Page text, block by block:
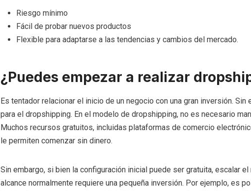
Riesgo mínimo
Fácil de probar nuevos productos
Flexible para adaptarse a las tendencias y cambios del mercado.
¿Puedes empezar a realizar
Es tentador relacionar el inicio de un negocio con una gran inversión.
para el dropshipping. En el modelo de dropshipping, no es necesario
Muchos recursos gratuitos, incluidas plataformas de comercio
le permiten comenzar sin dinero.
Sin embargo, si bien la configuración inicial puede ser gratuita, escalar
alcance normalmente requiere una pequeña inversión. Por ejemplo, es